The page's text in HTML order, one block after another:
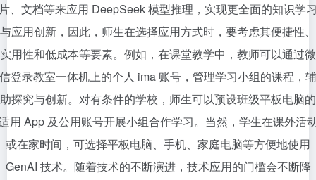
、文档等来应用 DeepSeek 模型推理，实现更全面的知识学
与应用创新，因此，师生在选择应用方式时，要考虑其便捷性、
实用性和低成本等要素。例如，在课堂教学中，教师可以通过微
信登录教室一体机上的个人 ima 账号，管理学习小组的课程，辅
助探究与创新。对有条件的学校，师生可以预设班级平板电脑的
用 App 及公用账号开展小组合作学习。当然，学生在课外活
或在家时间，可选择平板电脑、手机、家庭电脑等方便地使用
GenAI 技术。随着技术的不断演进，技术应用的门槛会不断降